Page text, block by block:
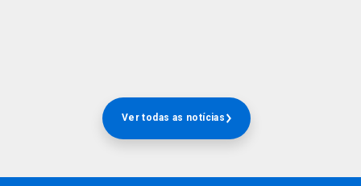
Ver todas as notícias